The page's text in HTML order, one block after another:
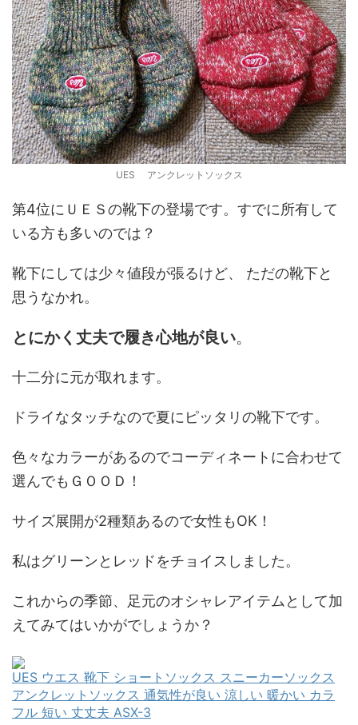
UES アンクレットソックス
第4位にＵＥＳの靴下の登場です。すでに所有して
いる方も多いのでは？
靴下にしては少々値段が張るけど、 ただの靴下と
思うなかれ。
とにかく丈夫で履き心地が良い。
十二分に元が取れます。
ドライなタッチなので夏にピッタリの靴下です。
色々なカラーがあるのでコーディネートに合わせて
選んでもＧＯＯＤ！
サイズ展開が2種類あるので女性もOK！
私はグリーンとレッドをチョイスしました。
これからの季節、足元のオシャレアイテムとして加
えてみてはいかがでしょうか？
UES ウエス 靴下 ショートソックス スニーカーソックス
アンクレットソックス 通気性が良い 涼しい 暖かい カラ
フル 短い 丈丈夫 ASX-3